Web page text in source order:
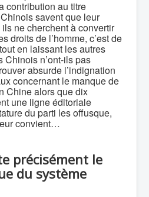
contribution au titre
savent que leur
ils ne cherchent à convertir
droits de l’homme, c’est de
en laissant les autres
Chinois n’ont-ils pas
absurde l’indignation
concernant le manque de
Chine alors que dix
une ligne éditoriale
du parti les offusque,
convient…
précisément le
du système